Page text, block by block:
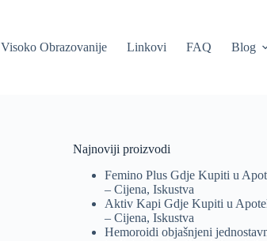
Visoko Obrazovanije
Linkovi FAQ Blog
Najnoviji proizvodi
Femino Plus Gdje Kupiti u
– Cijena, Iskustva
Aktiv Kapi Gdje Kupiti u
– Cijena, Iskustva
Hemoroidi objašnjeni